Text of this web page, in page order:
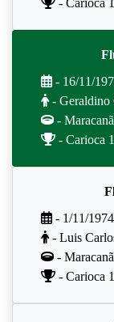
- Carioca
- 16/11/
- Geraldino
- Maracanã
- Carioca
- 1/11/1974
- Luis
- Maracanã
- Carioca